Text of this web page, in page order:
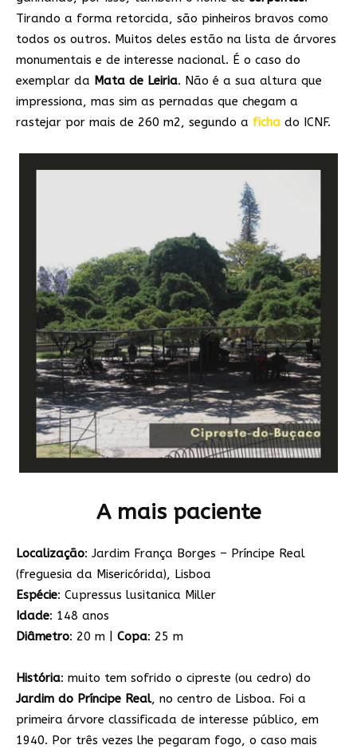
Tirando a forma retorcida, são pinheiros bravos como
todos os outros. Muitos deles estão na lista de árvores
monumentais e de interesse nacional. É o caso do
exemplar da Mata de Leiria. Não é a sua altura que
impressiona, mas sim as pernadas que chegam a
rastejar por mais de 260 m2, segundo a ficha do ICNF.
A mais paciente
Localização: Jardim França Borges – Príncipe Real
(freguesia da Misericórida), Lisboa
Espécie: Cupressus lusitanica Miller
Idade: 148 anos
Diâmetro: 20 m | Copa: 25 m
História: muito tem sofrido o cipreste (ou cedro) do
Jardim do Príncipe Real, no centro de Lisboa. Foi a
primeira árvore classificada de interesse público, em
1940. Por três vezes lhe pegaram fogo, o caso mais